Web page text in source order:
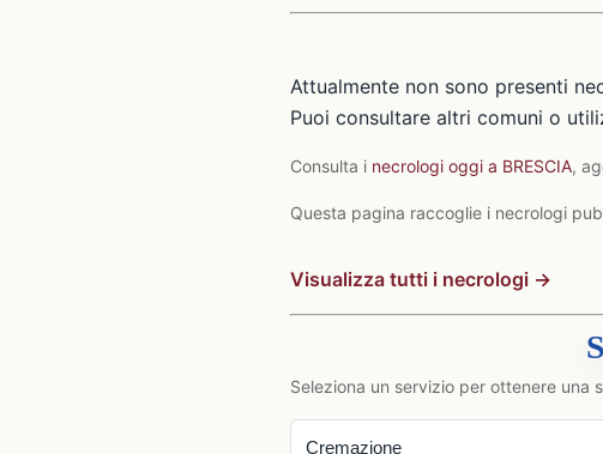
Attualmente non sono presenti
Puoi consultare altri comuni o
Consulta i necrologi oggi a BRESCIA,
Questa pagina raccoglie i necrologi
Visualizza tutti i necrologi →
S
Seleziona un servizio per ottenere una